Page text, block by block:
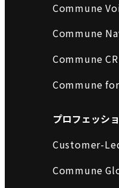
Commune
Commune
Commune
Commune
プロフェッシ
Customer-
Commune